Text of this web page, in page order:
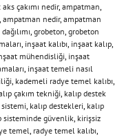
aks çakımı nedir, ampatman,
, ampatman nedir, ampatman
, grobeton, grobeton
, inşaat kalıbı, inşaat kalıp,
mühendisliği, inşaat
, inşaat temeli nasıl
, kademeli radye temel kalıbı,
çakım tekniği, kalıp destek
sistemi, kalıp destekleri, kalıp
sisteminde güvenlik, kirişsiz
temel, radye temel kalıbı,